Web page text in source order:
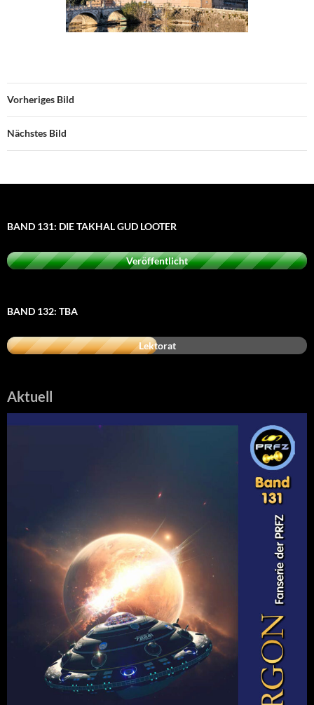
Vorheriges Bild
Nächstes Bild
BAND 131: DIE TAKHAL GUD LOOTER
Veröffentlicht
BAND 132: TBA
Lektorat
Aktuell